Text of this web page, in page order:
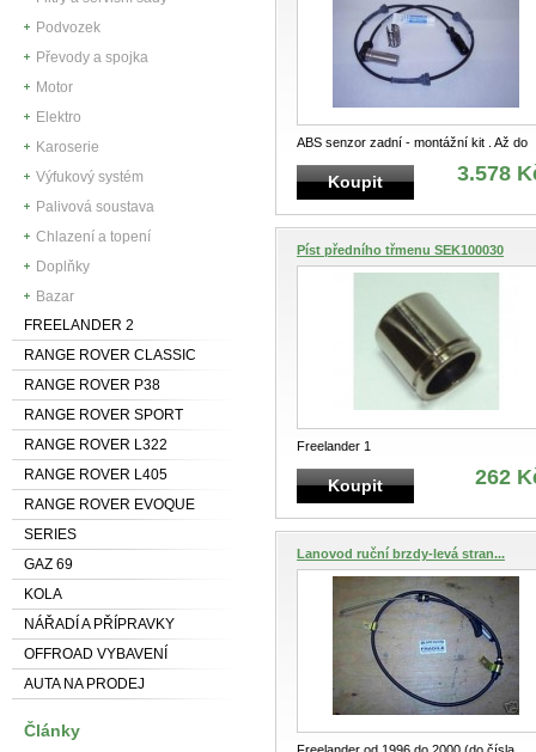
Podvozek
Převody a spojka
Motor
Elektro
Karoserie
Výfukový systém
Palivová soustava
Chlazení a topení
Doplňky
Bazar
FREELANDER 2
RANGE ROVER CLASSIC
RANGE ROVER P38
RANGE ROVER SPORT
RANGE ROVER L322
RANGE ROVER L405
RANGE ROVER EVOQUE
SERIES
GAZ 69
KOLA
NÁŘADÍ A PŘÍPRAVKY
OFFROAD VYBAVENÍ
AUTA NA PRODEJ
Články
ABS senzor zadní - montážní kit . Až do
čísla VIN 1A999999
Koupit 3.578
Píst předního třmenu SEK100030
Freelander 1
Koupit 262
Lanovod ruční brzdy-levá stran...